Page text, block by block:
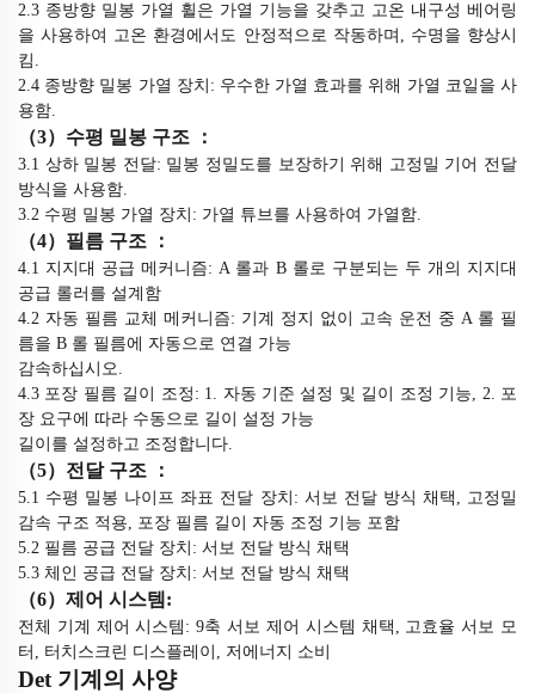
2.3 종방향 밀봉 가열 휠은 가열 기능을 갖추고 고온 내구성 베어링
을 사용하여 고온 환경에서도 안정적으로 작동하며, 수명을 향상시
킴.
2.4 종방향 밀봉 가열 장치: 우수한 가열 효과를 위해 가열 코일을 사
용함.
（3） 수평 밀봉 구조 ：
3.1 상하 밀봉 전달: 밀봉 정밀도를 보장하기 위해 고정밀 기어 전달
방식을 사용함.
3.2 수평 밀봉 가열 장치: 가열 튜브를 사용하여 가열함.
（4） 필름 구조 ：
4.1 지지대 공급 메커니즘: A 롤과 B 롤로 구분되는 두 개의 지지대
공급 롤러를 설계함
4.2 자동 필름 교체 메커니즘: 기계 정지 없이 고속 운전 중 A 롤 필
름을 B 롤 필름에 자동으로 연결 가능
감속하십시오.
4.3 포장 필름 길이 조정: 1. 자동 기준 설정 및 길이 조정 기능, 2. 포
장 요구에 따라 수동으로 길이 설정 가능
길이를 설정하고 조정합니다.
（5） 전달 구조 ：
5.1 수평 밀봉 나이프 좌표 전달 장치: 서보 전달 방식 채택, 고정밀
감속 구조 적용, 포장 필름 길이 자동 조정 기능 포함
5.2 필름 공급 전달 장치: 서보 전달 방식 채택
5.3 체인 공급 전달 장치: 서보 전달 방식 채택
（6） 제어 시스템:
전체 기계 제어 시스템: 9축 서보 제어 시스템 채택, 고효율 서보 모
터, 터치스크린 디스플레이, 저에너지 소비
Det 기계의 사양